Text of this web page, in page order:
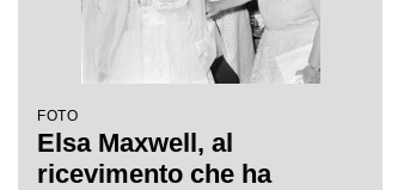
FOTO
Elsa Maxwell, al
ricevimento che ha